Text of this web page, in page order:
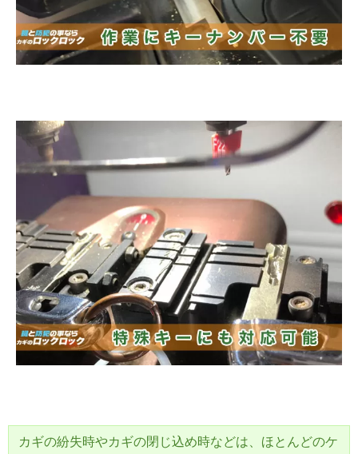
カギの紛失時やカギの閉じ込め時などは、ほとんどのケ